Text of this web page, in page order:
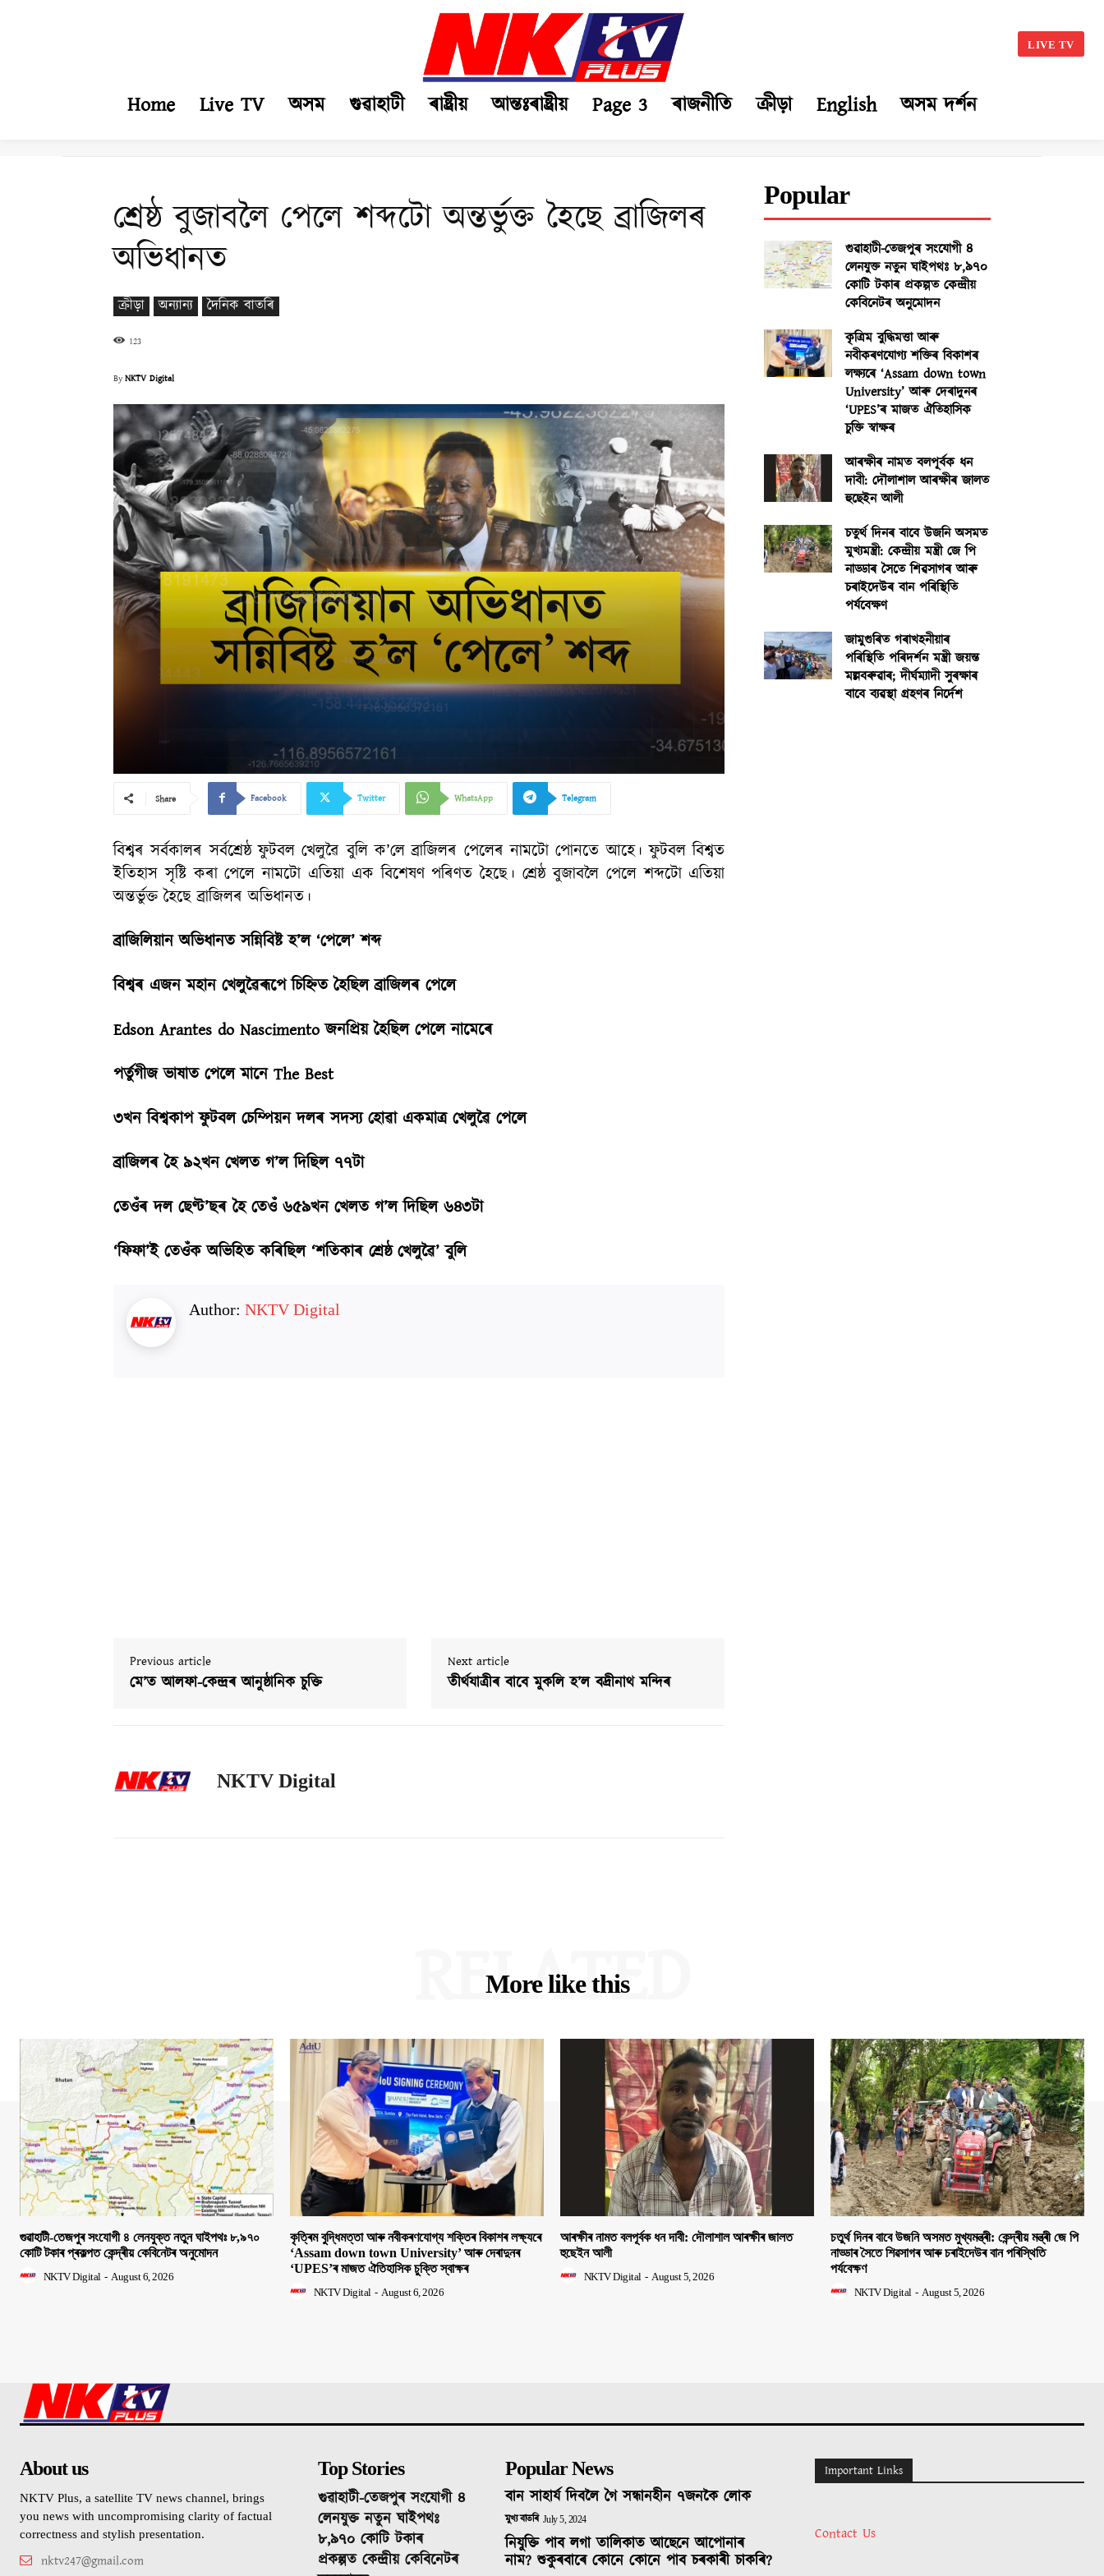
LIVE TV
Home Live TV অসম গুৱাহাটী ৰাষ্ট্ৰীয় আন্তঃৰাষ্ট্ৰীয় Page 3 ৰাজনীতি ক্ৰীড়া English অসম দৰ্শন
শ্ৰেষ্ঠ বুজাবলৈ পেলে শব্দটো অন্তৰ্ভুক্ত হৈছে ব্ৰাজিলৰ
অভিধানত
ক্ৰীড়া অন্যান্য দৈনিক বাতৰি
123
ByNKTV Digital
Share Facebook Twitter WhatsApp Telegram
বিশ্বৰ সৰ্বকালৰ সৰ্বশ্ৰেষ্ঠ ফুটবল খেলুৱৈ বুলি ক’লে ব্ৰাজিলৰ পেলেৰ নামটো পোনতে আহে। ফুটবল বিশ্বত
ইতিহাস সৃষ্টি কৰা পেলে নামটো এতিয়া এক বিশেষণ পৰিণত হৈছে। শ্ৰেষ্ঠ বুজাবলৈ পেলে শব্দটো এতিয়া
অন্তৰ্ভুক্ত হৈছে ব্ৰাজিলৰ অভিধানত।
ব্ৰাজিলিয়ান অভিধানত সন্নিবিষ্ট হ’ল ‘পেলে’ শব্দ
বিশ্বৰ এজন মহান খেলুৱৈৰূপে চিহ্নিত হৈছিল ব্রাজিলৰ পেলে
Edson Arantes do Nascimento জনপ্রিয় হৈছিল পেলে নামেৰে
পৰ্তুগীজ ভাষাত পেলে মানে The Best
৩খন বিশ্বকাপ ফুটবল চেম্পিয়ন দলৰ সদস্য হোৱা একমাত্র খেলুৱৈ পেলে
ব্রাজিলৰ হৈ ৯২খন খেলত গ’ল দিছিল ৭৭টা
তেওঁৰ দল ছেণ্ট’ছৰ হৈ তেওঁ ৬৫৯খন খেলত গ’ল দিছিল ৬৪৩টা
‘ফিফা’ই তেওঁক অভিহিত কৰিছিল ‘শতিকাৰ শ্রেষ্ঠ খেলুৱৈ’ বুলি
Author: NKTV Digital
Previous article
মে’ত আলফা-কেন্দ্ৰৰ আনুষ্ঠানিক চুক্তি
Next article
তীৰ্থযাত্ৰীৰ বাবে মুকলি হ’ল বদ্ৰীনাথ মন্দিৰ
NKTV Digital
Popular
গুৱাহাটী-তেজপুৰ সংযোগী ৪
লেনযুক্ত নতুন ঘাইপথঃ ৮,৯৭০
কোটি টকাৰ প্ৰকল্পত কেন্দ্ৰীয়
কেবিনেটৰ অনুমোদন
কৃত্ৰিম বুদ্ধিমত্তা আৰু
নবীকৰণযোগ্য শক্তিৰ বিকাশৰ
লক্ষ্যৰে ‘Assam down town
University’ আৰু দেৰাদুনৰ
‘UPES’ৰ মাজত ঐতিহাসিক
চুক্তি স্বাক্ষৰ
আৰক্ষীৰ নামত বলপূৰ্বক ধন
দাবী: দৌলাশাল আৰক্ষীৰ জালত
হুছেইন আলী
চতুৰ্থ দিনৰ বাবে উজনি অসমত
মুখ্যমন্ত্ৰী: কেন্দ্ৰীয় মন্ত্ৰী জে পি
নাড্ডাৰ সৈতে শিৱসাগৰ আৰু
চৰাইদেউৰ বান পৰিস্থিতি
পৰ্যবেক্ষণ
জামুগুৰিত গৰাখহনীয়াৰ
পৰিস্থিতি পৰিদৰ্শন মন্ত্ৰী জয়ন্ত
মল্লবৰুৱাৰ; দীৰ্ঘম্যাদী সুৰক্ষাৰ
বাবে ব্যৱস্থা গ্ৰহণৰ নিৰ্দেশ
More like this
RELATED
গুৱাহাটী-তেজপুৰ সংযোগী ৪ লেনযুক্ত নতুন ঘাইপথঃ ৮,৯৭০
কোটি টকাৰ প্ৰকল্পত কেন্দ্ৰীয় কেবিনেটৰ অনুমোদন
NKTV Digital - August 6, 2026
কৃত্ৰিম বুদ্ধিমত্তা আৰু নবীকৰণযোগ্য শক্তিৰ বিকাশৰ লক্ষ্যৰে
‘Assam down town University’ আৰু দেৰাদুনৰ
‘UPES’ৰ মাজত ঐতিহাসিক চুক্তি স্বাক্ষৰ
NKTV Digital - August 6, 2026
আৰক্ষীৰ নামত বলপূৰ্বক ধন দাবী: দৌলাশাল আৰক্ষীৰ জালত
হুছেইন আলী
NKTV Digital - August 5, 2026
চতুৰ্থ দিনৰ বাবে উজনি অসমত মুখ্যমন্ত্ৰী: কেন্দ্ৰীয় মন্ত্ৰী জে পি
নাড্ডাৰ সৈতে শিৱসাগৰ আৰু চৰাইদেউৰ বান পৰিস্থিতি
পৰ্যবেক্ষণ
NKTV Digital - August 5, 2026
About us
NKTV Plus, a satellite TV news channel, brings
you news with uncompromising clarity of factual
correctness and stylish presentation.
nktv247@gmail.com
Top Stories
গুৱাহাটী-তেজপুৰ সংযোগী ৪
লেনযুক্ত নতুন ঘাইপথঃ
৮,৯৭০ কোটি টকাৰ
প্ৰকল্পত কেন্দ্ৰীয় কেবিনেটৰ
Popular News
বান সাহাৰ্য দিবলৈ গৈ সন্ধানহীন ৭জনকৈ লোক
মুখ্য বাতৰি July 5, 2024
নিযুক্তি পাব লগা তালিকাত আছেনে আপোনাৰ
নাম? শুকুৰবাৰে কোনে কোনে পাব চৰকাৰী চাকৰি?
Important Links
Contact Us